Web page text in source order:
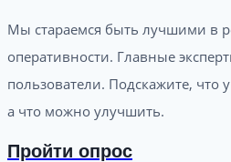
Мы стараемся быть лучшими в
оперативности. Главные
пользователи. Подскажите, что
а что можно улучшить.
Пройти опрос